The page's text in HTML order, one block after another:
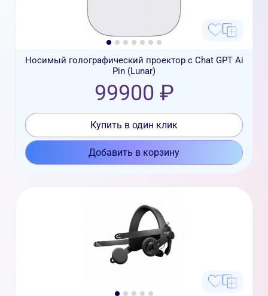
Носимый голографический проектор с Chat GPT Ai
Pin (Lunar)
99900 ₽
Купить в один клик
Добавить в корзину